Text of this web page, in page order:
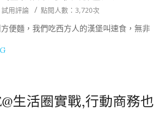
試用評論 點閱人數：3,720次
便麵，我們吃西方人的漢堡叫速食，無非
生活圈實戰,行動商務也